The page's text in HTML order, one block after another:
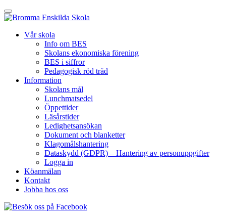
Hoppa
till
Vår skola
Info om BES
Skolans ekonomiska förening
BES i siffror
Pedagogisk röd tråd
Information
Skolans mål
Lunchmatsedel
Öppettider
Läsårstider
Ledighetsansökan
Dokument och blanketter
Klagomålshantering
Dataskydd (GDPR) – Hantering av personuppgifter
Logga in
Köanmälan
Kontakt
Jobba hos oss